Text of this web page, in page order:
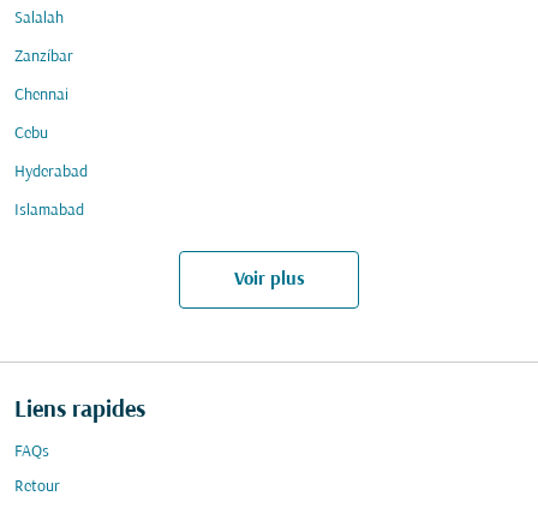
Salalah
Zanzíbar
Chennai
Cebu
Hyderabad
Islamabad
Voir plus
Liens rapides
FAQs
Retour